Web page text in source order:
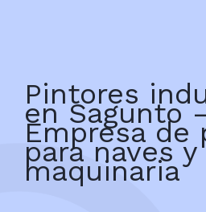
Pintores
en Sagunto
Empresa de
para naves y
maquinaria